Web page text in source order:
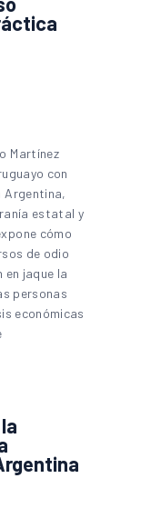
Martínez
con
Argentina,
estatal y
cómo
de odio
jaque la
personas
económicas